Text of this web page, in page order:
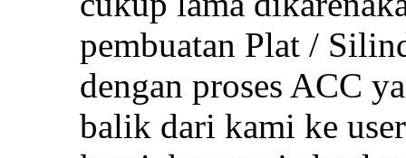
pembuatan Plat /
dengan proses ACC
balik dari kami ke